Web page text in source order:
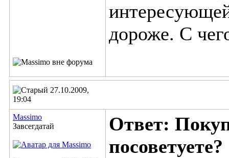
дороже. С
27.10.2009,
19:04
Massimo
Завсегдатай
Ответ:
посоветуете?